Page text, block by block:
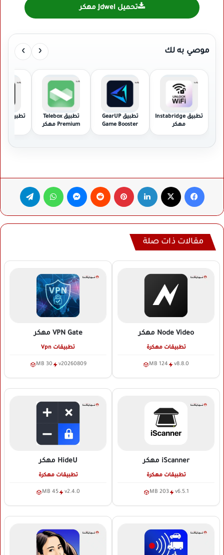
تحميل Jdwel مهكر
موصي به لك ‹
›
تطبيق Instabridge
مهكر
تطبيق GearUP
Game Booster
تطبيق Telebox
Premium مهكر
تطبيق TikTok مهكر
فيسبوك لينكدإن بينتيريست ماسنجر واتساب
مقالات ذات صلة
Node Video مهكر
تطبيقات مهكرة
v8.8.0
124 MB
VPN Gate مهكر
تطبيقات Vpn
v20260809
30 MB
iScanner مهكر
تطبيقات مهكرة
v6.5.1
203 MB
HideU مهكر
تطبيقات مهكرة
v2.4.0
45 MB